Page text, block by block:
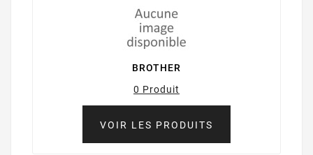
BROTHER
0 Produit
VOIR LES PRODUITS